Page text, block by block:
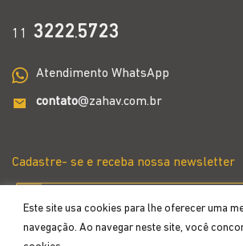
Este site usa cookies para lhe oferecer uma
navegação. Ao navegar neste site, você
11 3222.5723
Atendimento WhatsApp
contato@zahav.com.br
Cadastre- se e receba nossa newsletter